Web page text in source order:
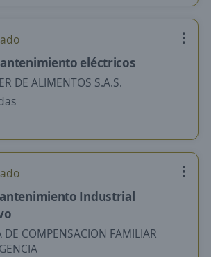
eléctricos
DE ALIMENTOS S.A.S.
Industrial
DE COMPENSACION FAMILIAR